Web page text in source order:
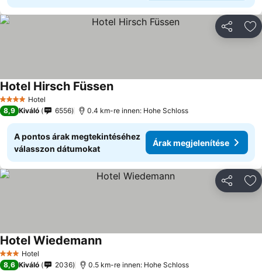
4 KategóriaHotel
Hotel Hirsch Füssen
8,9 Kiváló 6556 0.4 km-re innen: Hohe Schloss
A pontos árak megtekintéséhez
válasszon dátumokat
Árak megjelenítése
3 Kategória
Hotel
Hotel Wiedemann
8,6 Kiváló 2036 0.5 km-re innen: Hohe Schloss